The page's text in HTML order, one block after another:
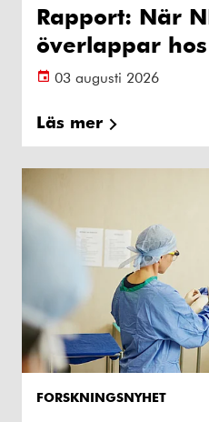
Rapport: När
överlappar
03 augusti 2026
Läs mer
FORSKNINGSNYHET